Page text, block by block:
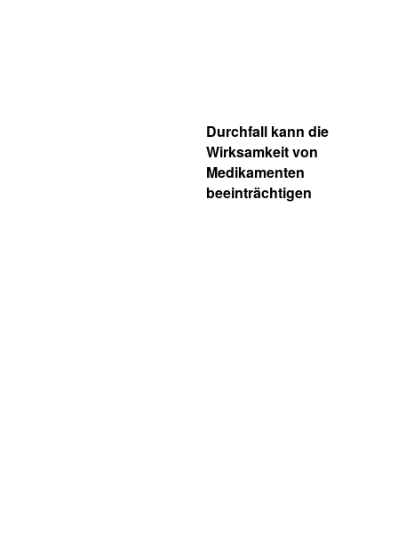
Durchfall kann die
Wirksamkeit von
Medikamenten
beeinträchtigen